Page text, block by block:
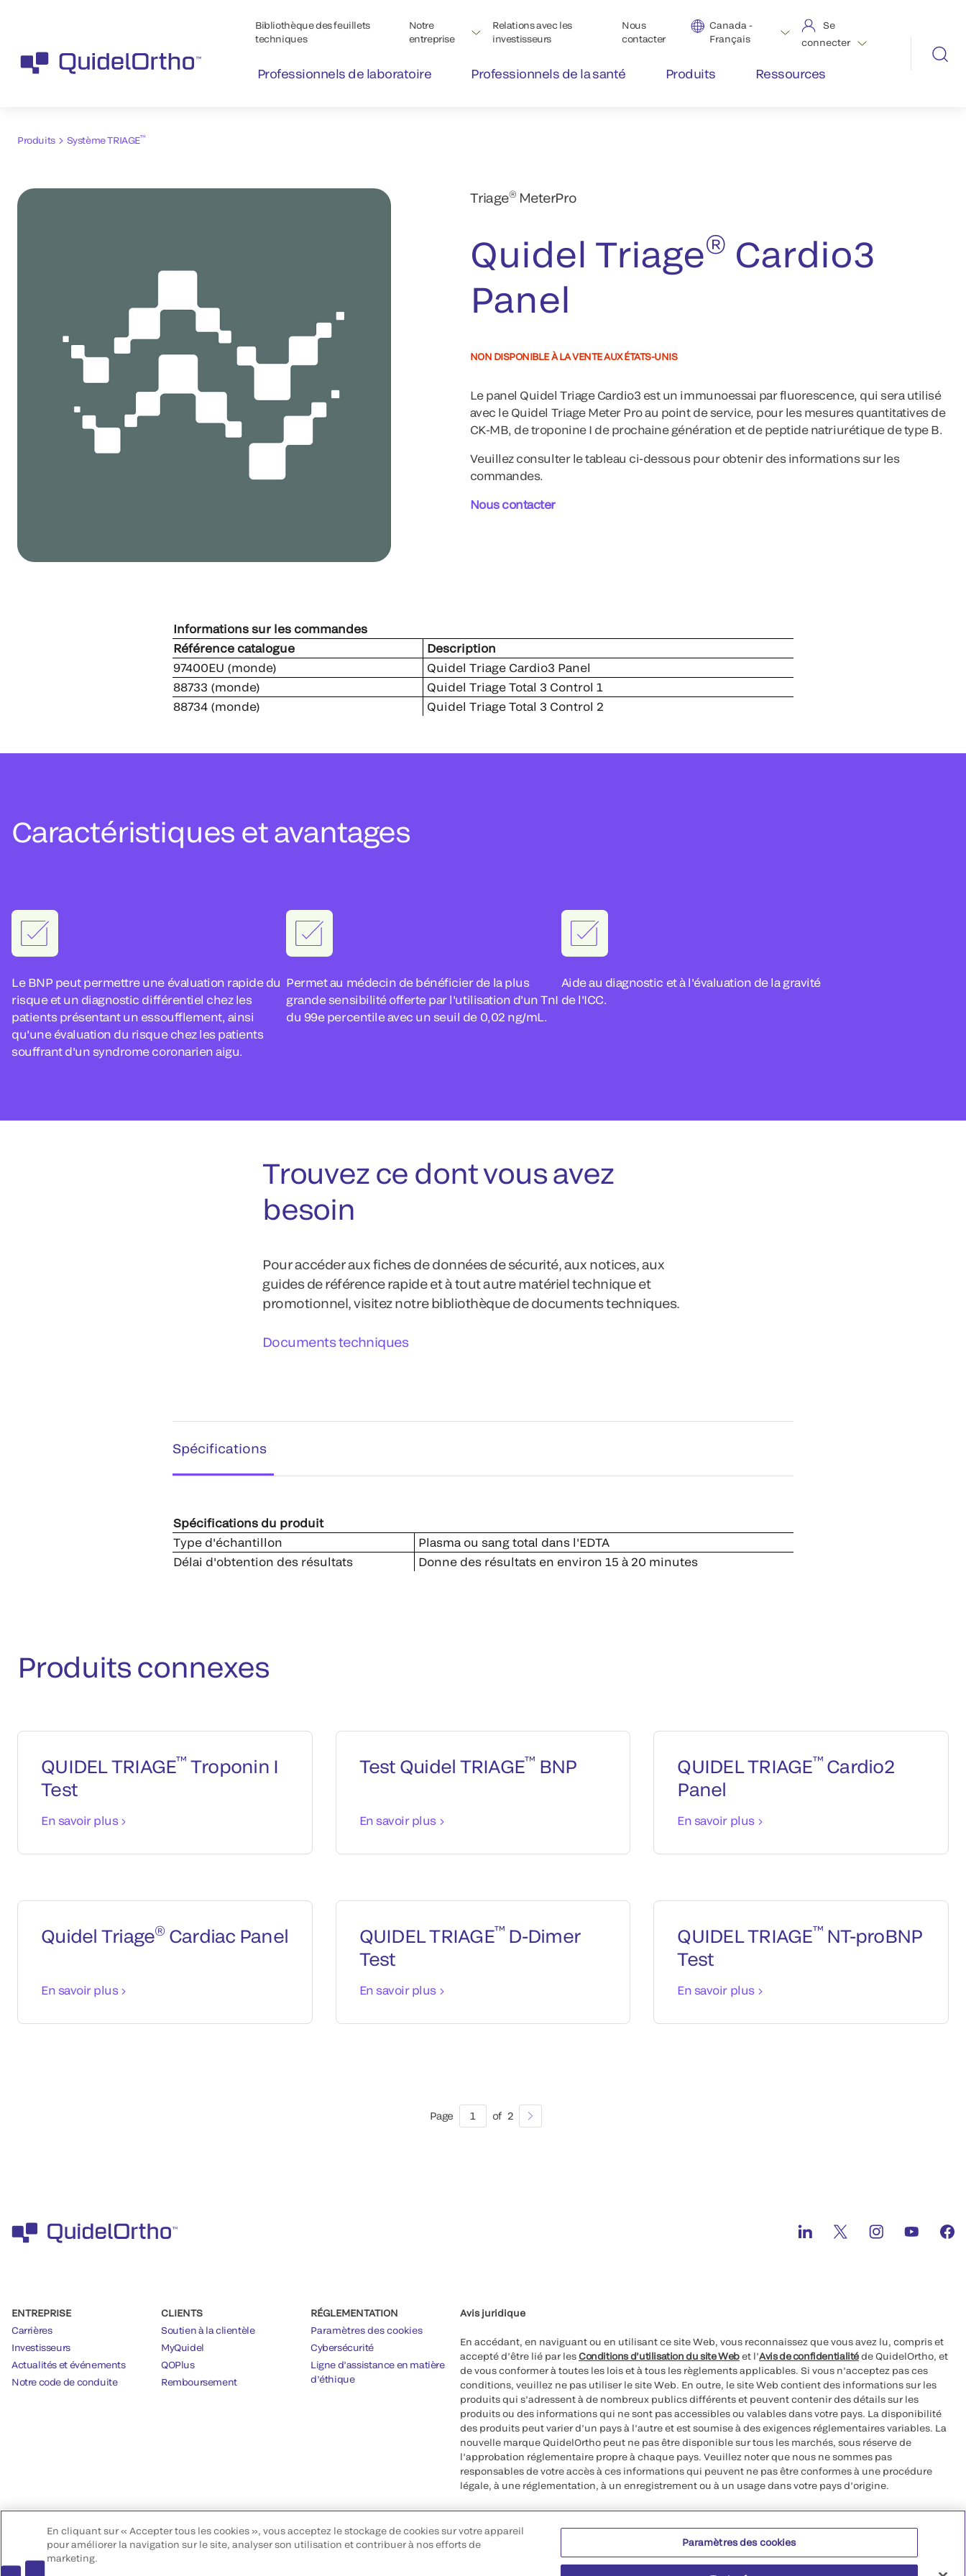
Bibliothèque des feuillets
techniques
Notre
entreprise
Relations avec les
investisseurs
Nous
contacter
Canada -
Français
Se
connecter
Professionnels de laboratoire Professionnels de la santé Produits Ressources
Produits Système TRIAGE™
Triage® MeterPro
Quidel Triage® Cardio3
Panel
NON DISPONIBLE À LA VENTE AUX ÉTATS-UNIS
Le panel Quidel Triage Cardio3 est un immunoessai par fluorescence, qui sera utilisé
avec le Quidel Triage Meter Pro au point de service, pour les mesures quantitatives de
CK-MB, de troponine I de prochaine génération et de peptide natriurétique de type B.
Veuillez consulter le tableau ci-dessous pour obtenir des informations sur les
commandes.
Nous contacter
Informations sur les commandes
Référence catalogue
Description
97400EU (monde)
Quidel Triage Cardio3 Panel
88733 (monde)
Quidel Triage Total 3 Control 1
88734 (monde)
Quidel Triage Total 3 Control 2
Caractéristiques et avantages
Le BNP peut permettre une évaluation rapide du
risque et un diagnostic différentiel chez les
patients présentant un essoufflement, ainsi
qu'une évaluation du risque chez les patients
souffrant d'un syndrome coronarien aigu.
Permet au médecin de bénéficier de la plus
grande sensibilité offerte par l'utilisation d'un TnI
du 99e percentile avec un seuil de 0,02 ng/mL.
Aide au diagnostic et à l'évaluation de la gravité
de l'ICC.
Trouvez ce dont vous avez
besoin
Pour accéder aux fiches de données de sécurité, aux notices, aux
guides de référence rapide et à tout autre matériel technique et
promotionnel, visitez notre bibliothèque de documents techniques.
Documents techniques
Spécifications
Spécifications du produit
Type d'échantillon
Plasma ou sang total dans l'EDTA
Délai d'obtention des résultats
Donne des résultats en environ 15 à 20 minutes
Produits connexes
QUIDEL TRIAGE™ Troponin I
Test
En savoir plus
Test Quidel TRIAGE™ BNP
En savoir plus
QUIDEL TRIAGE™Cardio2
Panel
En savoir plus
Quidel Triage® Cardiac Panel
En savoir plus
QUIDEL TRIAGE™ D-Dimer
Test
En savoir plus
QUIDEL TRIAGE™NT-proBNP
Test
En savoir plus
Page 1 of 2
ENTREPRISE
Carrières
Investisseurs
Actualités et événements
Notre code de conduite
CLIENTS
Soutien à la clientèle
MyQuidel
QOPlus
Remboursement
RÉGLEMENTATION
Paramètres des cookies
Cybersécurité
Ligne d’assistance en matière
d’éthique
Avis juridique
En accédant, en naviguant ou en utilisant ce site Web, vous reconnaissez que vous avez lu, compris et
accepté d’être lié par lesConditions d’utilisation du site Webet l’Avis de confidentialitéde QuidelOrtho, et
de vous conformer à toutes les lois et à tous les règlements applicables. Si vous n’acceptez pas ces
conditions, veuillez ne pas utiliser le site Web. En outre, le site Web contient des informations sur les
produits qui s’adressent à de nombreux publics différents et peuvent contenir des détails sur les
produits ou des informations qui ne sont pas accessibles ou valables dans votre pays. La disponibilité
des produits peut varier d’un pays à l’autre et est soumise à des exigences réglementaires variables. La
nouvelle marque QuidelOrtho peut ne pas être disponible sur tous les marchés, sous réserve de
l’approbation réglementaire propre à chaque pays. Veuillez noter que nous ne sommes pas
responsables de votre accès à ces informations qui peuvent ne pas être conformes à une procédure
légale, à une réglementation, à un enregistrement ou à un usage dans votre pays d’origine.
©2026 QuidelOrtho Corporation. Tous droits réservés.
QuidelOrtho Corporation
9975 Summers Ridge Road, San Diego, CA 92121, USA
En cliquant sur « Accepter tous les cookies », vous acceptez le stockage de cookies sur votre appareil
pour améliorer la navigation sur le site, analyser son utilisation et contribuer à nos efforts de
marketing.
Paramètres des cookies